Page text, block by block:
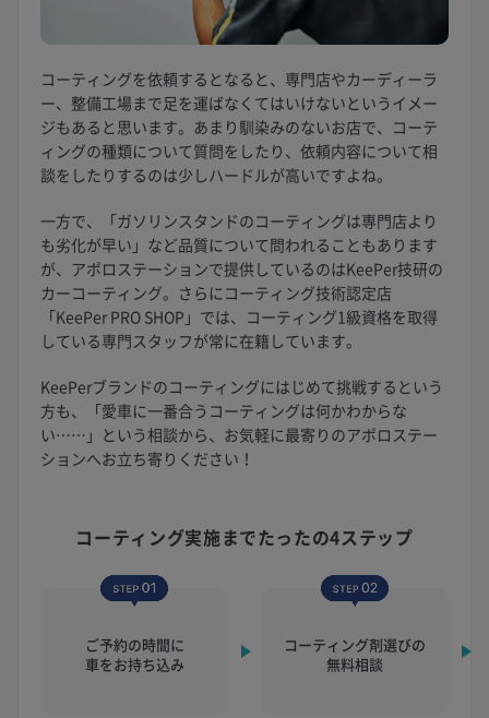
コーティングを依頼するとなると、専門店やカーディーラ
ー、整備工場まで足を運ばなくてはいけないというイメー
ジもあると思います。あまり馴染みのないお店で、コーテ
ィングの種類について質問をしたり、依頼内容について相
談をしたりするのは少しハードルが高いですよね。
一方で、「ガソリンスタンドのコーティングは専門店より
も劣化が早い」など品質について問われることもあります
が、アポロステーションで提供しているのはKeePer技研の
カーコーティング。さらにコーティング技術認定店
「KeePer PRO SHOP」では、コーティング1級資格を取得
している専門スタッフが常に在籍しています。
KeePerブランドのコーティングにはじめて挑戦するという
方も、「愛車に一番合うコーティングは何かわからな
い……」という相談から、お気軽に最寄りのアポロステー
ションへお立ち寄りください！
コーティング実施までたったの4ステップ
ご予約の時間に
車をお持ち込み
コーティング剤選びの
無料相談